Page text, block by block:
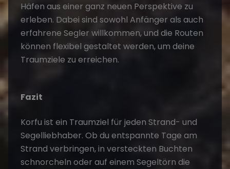
Häfen aus einer ganz neuen Perspektive zu
erleben. Dabei sind sowohl Anfänger als auch
erfahrene Segler willkommen, und die Routen
können flexibel gestaltet werden, um deine
Traumziele zu erreichen​​.
Fazit
Korfu ist ein Traumziel für jeden Strand- und
Segelliebhaber. Ob du entspannte Tage am
Strand verbringen, in versteckten Buchten
schnorcheln oder auf einem Segeltörn die